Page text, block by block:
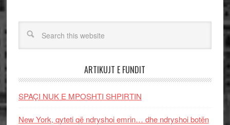
ARTIKUJT E FUNDIT
SPAÇI NUK E MPOSHTI SHPIRTIN
New York, qyteti që ndryshoi emrin… dhe ndryshoi botën